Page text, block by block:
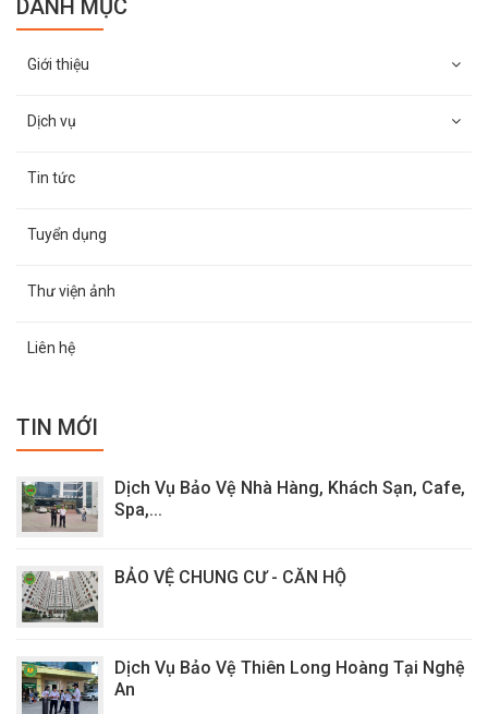
DANH MỤC
Giới thiệu
Dịch vụ
Tin tức
Tuyển dụng
Thư viện ảnh
Liên hệ
TIN MỚI
Dịch Vụ Bảo Vệ Nhà Hàng, Khách Sạn, Cafe,
Spa,...
BẢO VỆ CHUNG CƯ - CĂN HỘ
Dịch Vụ Bảo Vệ Thiên Long Hoàng Tại Nghệ
An